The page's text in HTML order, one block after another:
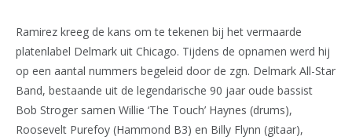
Ramirez kreeg de kans om te tekenen bij het vermaarde
platenlabel Delmark uit Chicago. Tijdens de opnamen werd hij
op een aantal nummers begeleid door de zgn. Delmark All-Star
Band, bestaande uit de legendarische 90 jaar oude bassist
Bob Stroger samen Willie ‘The Touch’ Haynes (drums),
Roosevelt Purefoy (Hammond B3) en Billy Flynn (gitaar),